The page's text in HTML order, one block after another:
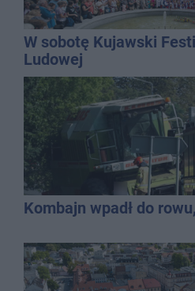
W sobotę Kujawski
Ludowej
Kombajn wpadł do